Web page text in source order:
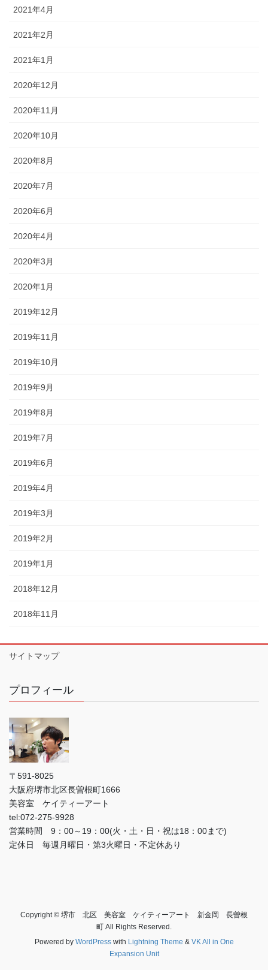
2021年4月
2021年2月
2021年1月
2020年12月
2020年11月
2020年10月
2020年8月
2020年7月
2020年6月
2020年4月
2020年3月
2020年1月
2019年12月
2019年11月
2019年10月
2019年9月
2019年8月
2019年7月
2019年6月
2019年4月
2019年3月
2019年2月
2019年1月
2018年12月
2018年11月
サイトマップ
プロフィール
〒591-8025
大阪府堺市北区長曽根町1666
美容室 ケイティーアート
tel:072-275-9928
営業時間 9：00～19：00(火・土・日・祝は18：00まで)
定休日 毎週月曜日・第3火曜日・不定休あり
Copyright © 堺市 北区 美容室 ケイティーアート 新金岡 長曽根
町 All Rights Reserved.
Powered by WordPresswith Lightning Theme & VK All in One
Expansion Unit